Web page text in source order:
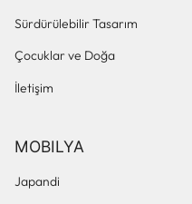
Sürdürülebilir Tasarım
Çocuklar ve Doğa
İletişim
MOBILYA
Japandi